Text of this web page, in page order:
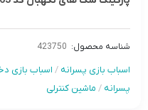
شناسه محصول: 423750
اسباب بازی پسرانه / اسباب بازی
پسرانه / ماشین کنترلی